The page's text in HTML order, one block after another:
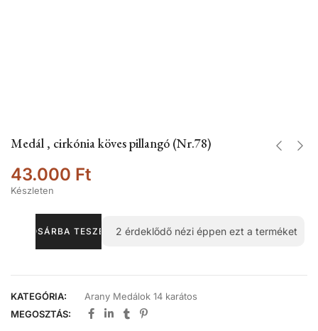
Medál , cirkónia köves pillangó (Nr.78)
43.000 Ft
Készleten
KOSÁRBA TESZEM 2 érdeklődő nézi éppen ezt a terméket
KATEGÓRIA:
Arany Medálok 14 karátos
MEGOSZTÁS: